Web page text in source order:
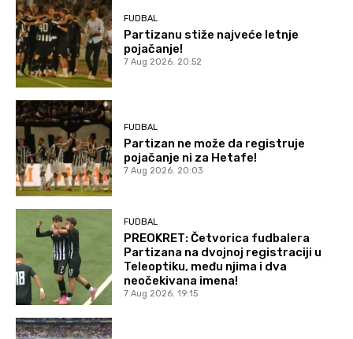
FUDBAL
Partizanu stiže najveće letnje
pojačanje!
7 Aug 2026. 20:52
FUDBAL
Partizan ne može da registruje
pojačanje ni za Hetafe!
7 Aug 2026. 20:03
FUDBAL
PREOKRET: Četvorica fudbalera
Partizana na dvojnoj registraciji u
Teleoptiku, među njima i dva
neočekivana imena!
7 Aug 2026. 19:15